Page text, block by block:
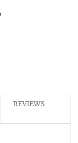
REVIEWS